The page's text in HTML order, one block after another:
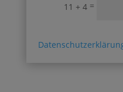
11 + 4 =